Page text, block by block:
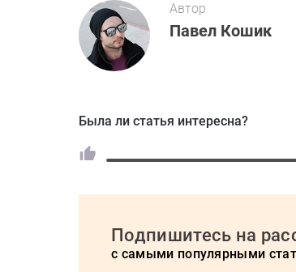
Автор
Павел Кошик
Была ли статья интересна?
Подпишитесь на
с самыми популярными